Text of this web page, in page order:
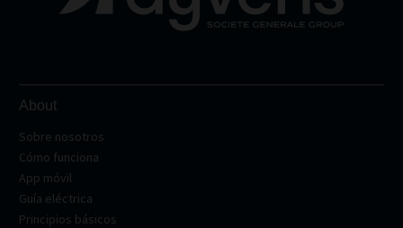
About
Sobre nosotros
Cómo funciona
App móvil
Guía eléctrica
Principios básicos